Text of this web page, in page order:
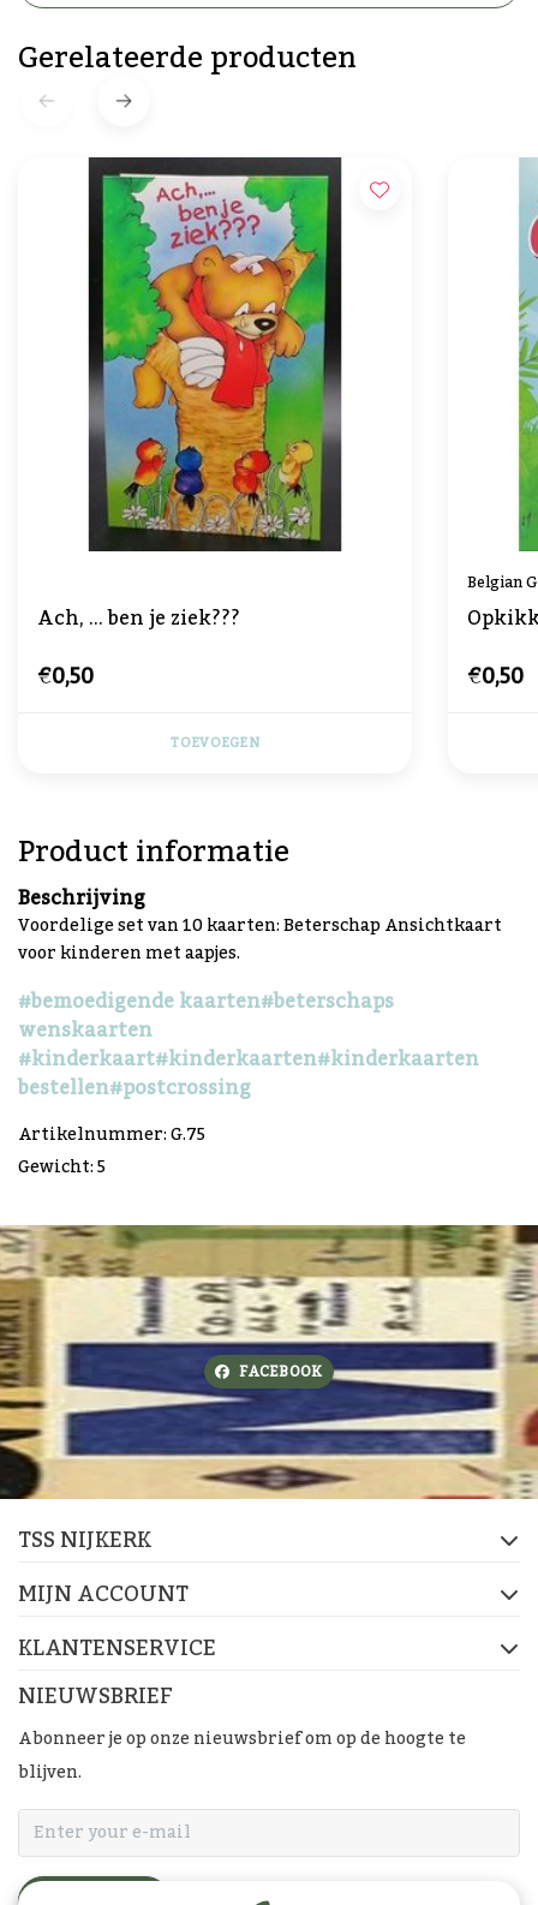
Gerelateerde producten
Ach, ... ben je ziek???
€0,50
TOEVOEGEN
Belgian
€0,50
Product informatie
Beschrijving
Voordelige set van 10 kaarten: Beterschap Ansichtkaart
voor kinderen met aapjes.
#bemoedigende kaarten#beterschaps
wenskaarten
#kinderkaart#kinderkaarten#kinderkaarten
bestellen#postcrossing
Artikelnummer: G.75
Gewicht: 5
FACEBOOK
TSS NIJKERK
MIJN ACCOUNT
KLANTENSERVICE
NIEUWSBRIEF
Abonneer je op onze nieuwsbrief om op de hoogte te
blijven.